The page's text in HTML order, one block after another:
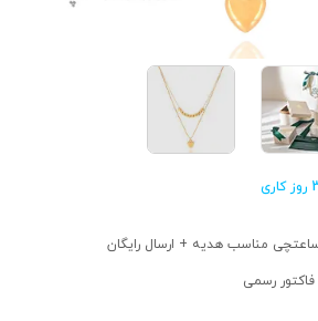
مناسب هدیه + ارسال رایگان